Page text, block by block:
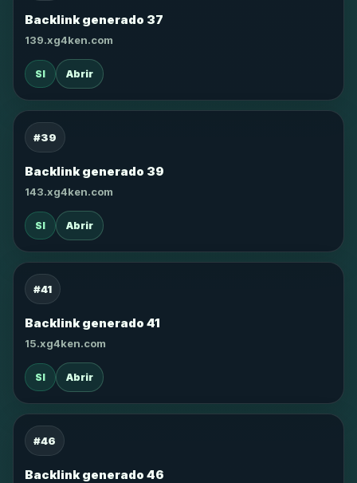
Backlink generado 37
139.xg4ken.com
SI Abrir
#39
Backlink generado 39
143.xg4ken.com
SI Abrir
#41
Backlink generado 41
15.xg4ken.com
SI Abrir
#46
Backlink generado 46